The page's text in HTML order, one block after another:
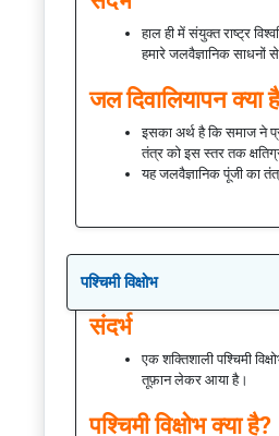
हाल ही में संयुक्त राष्ट्र
हमारे जलवैज्ञानिक साधनों
जल दिवालियापन क्या
इसका अर्थ है कि समाज ने
तंत्र को इस स्तर तक
यह जलवैज्ञानिक पूंजी का
पश्चिमी विक्षोभ
संदर्भ
एक शक्तिशाली पश्चिमी
तूफ़ान लेकर आया है।
पश्चिमी विक्षोभ क्या है?